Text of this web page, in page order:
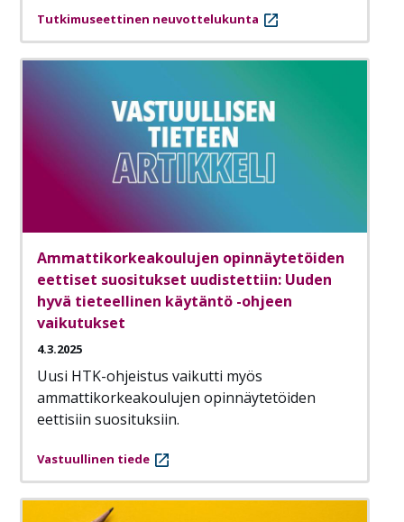
Tutkimuseettinen neuvottelukunta
Ammattikorkeakoulujen opinnäytetöiden
eettiset suositukset uudistettiin: Uuden
hyvä tieteellinen käytäntö -ohjeen
vaikutukset
4.3.2025
Uusi HTK-ohjeistus vaikutti myös
ammattikorkeakoulujen opinnäytetöiden
eettisiin suosituksiin.
Vastuullinen tiede